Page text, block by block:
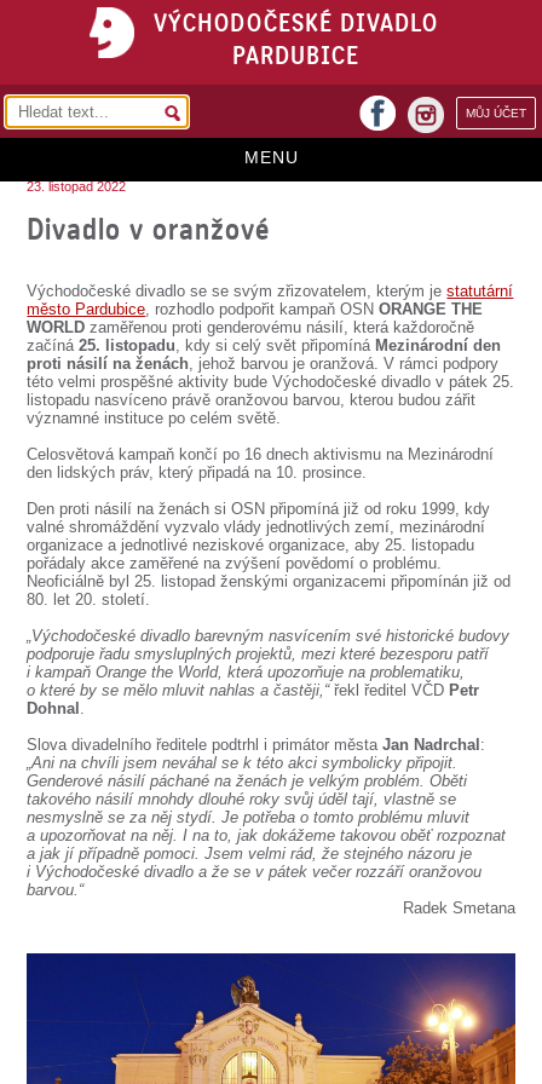
VÝCHODOČESKÉ DIVADLO
PARDUBICE
MŮJ ÚČET
facebook
MENU
REPERTOÁR
VSTUPENKY
PŘEDPLATNÉ
KONTAKTY
SOUBOR
DÁLE NABÍZÍME
23. listopad 2022
Divadlo v oranžové
Východočeské divadlo se se svým zřizovatelem, kterým jestatutární
město Pardubice, rozhodlo podpořit kampaň OSNORANGE THE
WORLD zaměřenou proti genderovému násilí, která každoročně
začíná25. listopadu, kdy si celý svět připomíná Mezinárodní den
proti násilí na ženách, jehož barvou je oranžová. V rámci podpory
této velmi prospěšné aktivity bude Východočeské divadlo v pátek 25.
listopadu nasvíceno právě oranžovou barvou, kterou budou zářit
významné instituce po celém světě.
Celosvětová kampaň končí po 16 dnech aktivismu na Mezinárodní
den lidských práv, který připadá na 10. prosince.
Den proti násilí na ženách si OSN připomíná již od roku 1999, kdy
valné shromáždění vyzvalo vlády jednotlivých zemí, mezinárodní
organizace a jednotlivé neziskové organizace, aby 25. listopadu
pořádaly akce zaměřené na zvýšení povědomí o problému.
Neoficiálně byl 25. listopad ženskými organizacemi připomínán již od
80. let 20. století.
„Východočeské divadlo barevným nasvícením své historické budovy
podporuje řadu smysluplných projektů, mezi které bezesporu patří
i kampaň Orange the World, která upozorňuje na problematiku,
o které by se mělo mluvit nahlas a častěji,“řekl ředitel VČD Petr
Dohnal .
Slova divadelního ředitele podtrhl i primátor městaJan Nadrchal :
„Ani na chvíli jsem neváhal se k této akci symbolicky připojit.
Genderové násilí páchané na ženách je velkým problém. Oběti
takového násilí mnohdy dlouhé roky svůj úděl tají, vlastně se
nesmyslně se za něj stydí. Je potřeba o tomto problému mluvit
a upozorňovat na něj. I na to, jak dokážeme takovou oběť rozpoznat
a jak jí případně pomoci. Jsem velmi rád, že stejného názoru je
i Východočeské divadlo a že se v pátek večer rozzáří oranžovou
barvou.“
Radek Smetana